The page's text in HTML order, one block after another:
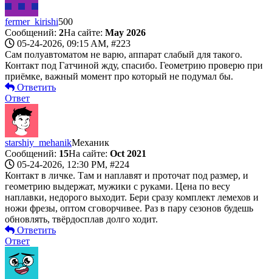
fermer_kirishi500
Сообщений: 2На сайте: May 2026
05-24-2026, 09:15 AM, #223
Сам полуавтоматом не варю, аппарат слабый для такого.
Контакт под Гатчиной жду, спасибо. Геометрию проверю при
приёмке, важный момент про который не подумал бы.
Ответить
Ответ
starshiy_mehanikМеханик
Сообщений: 15На сайте: Oct 2021
05-24-2026, 12:30 PM, #224
Контакт в личке. Там и наплавят и проточат под размер, и
геометрию выдержат, мужики с руками. Цена по весу
наплавки, недорого выходит. Бери сразу комплект лемехов и
ножи фрезы, оптом сговорчивее. Раз в пару сезонов будешь
обновлять, твёрдосплав долго ходит.
Ответить
Ответ